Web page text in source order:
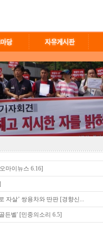
마이뉴스 6.16]
자살’ 쌍용차와 딴판 [경향신...
든벨' [민중의소리 6.5]